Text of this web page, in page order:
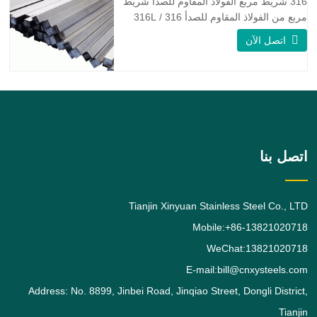
مربع من الفولاذ المقاوم للصدأ 316 / 316L
عبارة عن قضيب من سبائك الفولاذ المقاوم
اتصل الآن
اتصل بنا
Tianjin Xinyuan Stainless Steel Co., LTD
Mobile:+86-13821020718
WeChat:13821020718
E-mail:bill@cnxysteels.com
Address: No. 8899, Jinbei Road, Jinqiao Street, Dongli District,
Tianjin